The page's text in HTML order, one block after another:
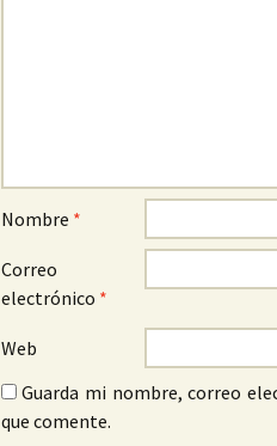
Nombre *
Correo
electrónico *
Web
Guarda mi nombre, correo
que comente.